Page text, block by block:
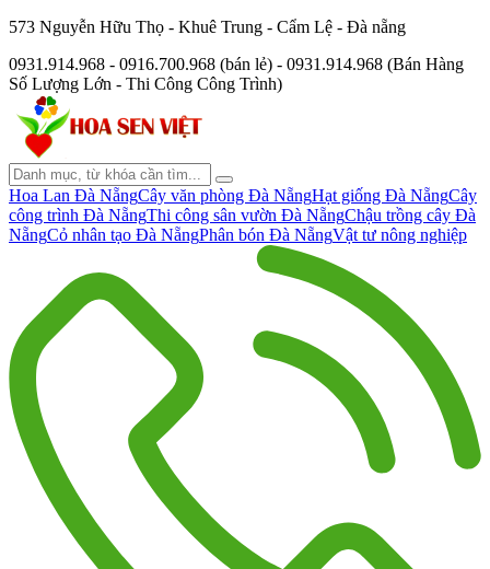
573 Nguyễn Hữu Thọ - Khuê Trung - Cẩm Lệ - Đà nẵng
0931.914.968 - 0916.700.968 (bán lẻ) - 0931.914.968 (Bán Hàng
Số Lượng Lớn - Thi Công Công Trình)
Hoa Lan Đà NẵngCây văn phòng Đà NẵngHạt giống Đà NẵngCây
công trình Đà NẵngThi công sân vườn Đà NẵngChậu trồng cây Đà
NẵngCỏ nhân tạo Đà NẵngPhân bón Đà NẵngVật tư nông nghiệp